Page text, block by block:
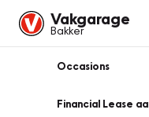
Vakgarage
Bakker
Occasions
Financial Lease